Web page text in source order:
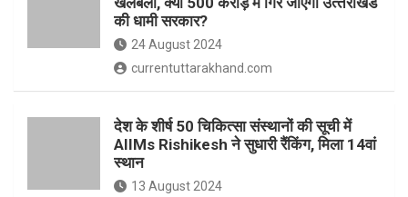
की धामी सरकार?
24 August 2024
currentuttarakhand.com
देश के शीर्ष 50 चिकित्सा संस्थानों की सूची में
AIIMs Rishikesh ने सुधारी रैंकिंग, मिला 14वां
स्थान
13 August 2024